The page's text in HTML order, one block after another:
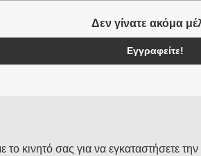
Δεν γίνατε ακόμα
Εγγραφείτε!
κινητό σας για να εγκαταστήσετε